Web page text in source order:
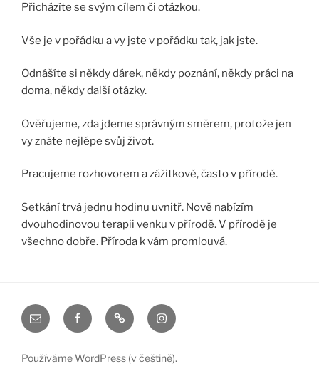
Přicházíte se svým cílem či otázkou.
Vše je v pořádku a vy jste v pořádku tak, jak jste.
Odnášíte si někdy dárek, někdy poznání, někdy práci na
doma, někdy další otázky.
Ověřujeme, zda jdeme správným směrem, protože jen
vy znáte nejlépe svůj život.
Pracujeme rozhovorem a zážitkově, často v přírodě.
Setkání trvá jednu hodinu uvnitř. Nově nabízím
dvouhodinovou terapii venku v přírodě. V přírodě je
všechno dobře. Příroda k vám promlouvá.
ablakela@gmail.com
Facebook
X Instagram
Používáme WordPress (v češtině).